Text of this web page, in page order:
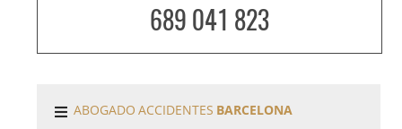
689 041 823
ABOGADO ACCIDENTES BARCELONA